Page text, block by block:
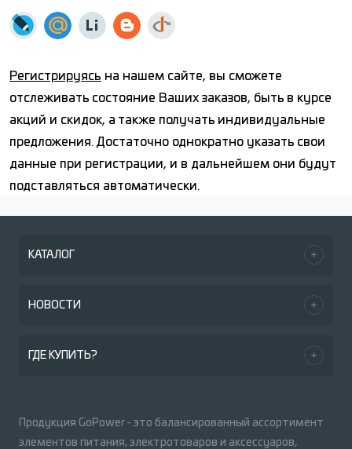
Регистрируясь на нашем сайте, вы сможете
отслеживать состояние Ваших заказов, быть в курсе
акций и скидок, а также получать индивидуальные
предложения. Достаточно однократно указать свои
данные при регистрации, и в дальнейшем они будут
подставляться автоматически.
КАТАЛОГ
НОВОСТИ
ГДЕ КУПИТЬ?
Продукция GoPower - это балансированный ассортимент
элементов питания, электротоваров и аксессуаров,